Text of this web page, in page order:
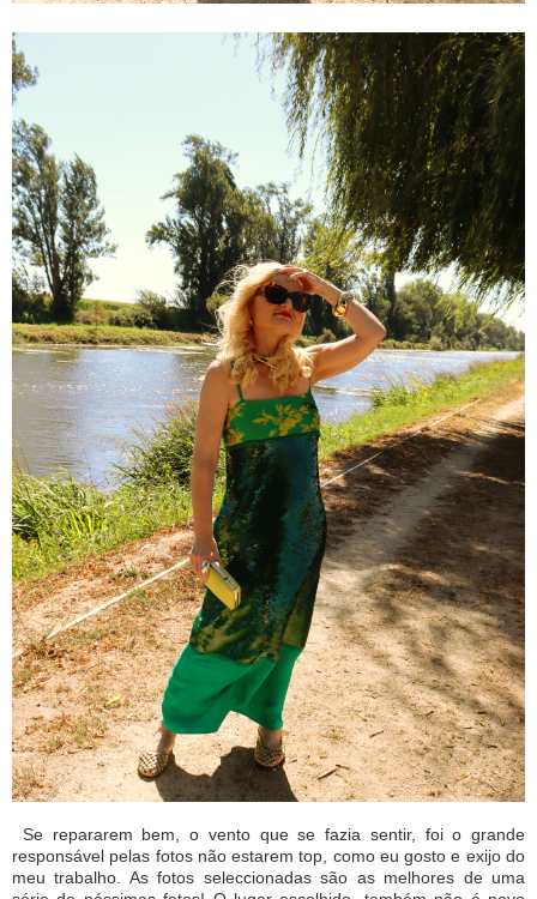
Se repararem bem, o vento que se fazia sentir, foi o grande
responsável pelas fotos não estarem top, como eu gosto e exijo do
meu trabalho. As fotos seleccionadas são as melhores de uma